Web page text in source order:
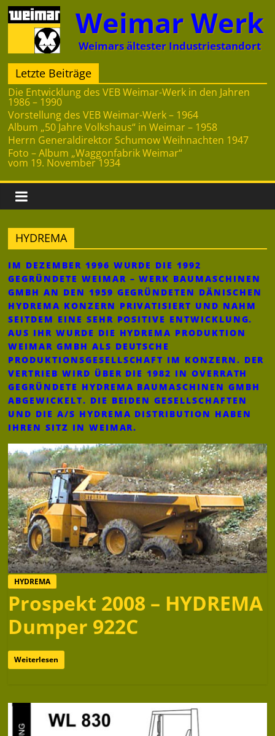
Zum
Inhalt
springen
Weimar Werk
Weimars ältester Industriestandort
Letzte Beiträge
Die Entwicklung des VEB Weimar-Werk in den Jahren
1986 – 1990
Vorstellung des VEB Weimar-Werk – 1964
Album „50 Jahre Volkshaus“ in Weimar – 1958
Herrn Generaldirektor Schumow Weihnachten 1947
Foto – Album „Waggonfabrik Weimar“
vom 19. November 1934
HYDREMA
IM DEZEMBER 1996 WURDE DIE 1992
GEGRÜNDETE WEIMAR – WERK BAUMASCHINEN
GMBH AN DEN 1959 GEGRÜNDETEN DÄNISCHEN
HYDREMA KONZERN PRIVATISIERT UND NAHM
SEITDEM EINE SEHR POSITIVE ENTWICKLUNG.
AUS IHR WURDE DIE HYDREMA PRODUKTION
WEIMAR GMBH ALS DEUTSCHE
PRODUKTIONSGESELLSCHAFT IM KONZERN. DER
VERTRIEB WIRD ÜBER DIE 1982 IN OVERRATH
GEGRÜNDETE HYDREMA BAUMASCHINEN GMBH
ABGEWICKELT. DIE BEIDEN GESELLSCHAFTEN
UND DIE A/S HYDREMA DISTRIBUTION HABEN
IHREN SITZ IN WEIMAR.
HYDREMA
Prospekt 2008 – HYDREMA
Dumper 922C
Weiterlesen